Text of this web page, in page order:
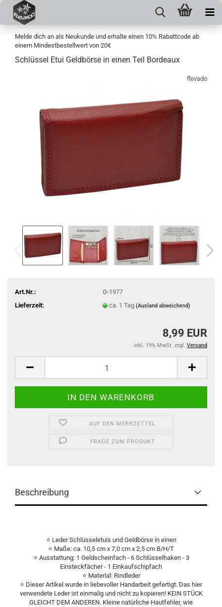
Melde dich an als Neukunde und erhalte einen 10% Rabattcode ab
einem Mindestbestellwert von 20€
Schlüssel Etui Geldbörse in einen Teil Bordeaux
flevado
Art.Nr.:
G-1977
Lieferzeit:
ca. 1 Tag (Ausland abweichend)
8,99 EUR
inkl. 19% MwSt. zzgl. Versand
AUF DEN MERKZETTEL
FRAGE ZUM PRODUKT
Beschreibung
⭐ Leder Schlüsseletuis und Geldbörse in einen
⭐ Maße: ca. 10,5 cm x 7,0 cm x 2,5 cm B/H/T
⭐ Ausstattung: 1 Geldscheinfach - 6 Schlüsselhaken - 3
Einsteckfächer - 1 Einkaufschipfach
⭐ Material: Rindleder
⭐ Dieser Artikel wurde in liebevoller Handarbeit gefertigt. Das hier
verwendete Leder ist einmalig und nicht zu kopieren! KEIN STÜCK
GLEICHT DEM ANDEREN. Kleine natürliche Hautfehler, wie